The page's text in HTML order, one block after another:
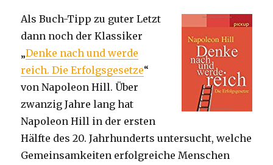
Als Buch-Tipp zu guter Letzt
dann noch der Klassiker
„Denke nach und werde
reich. Die Erfolgsgesetze“
von Napoleon Hill. Über
zwanzig Jahre lang hat
Napoleon Hill in der ersten
Hälfte des 20. Jahrhunderts untersucht, welche
Gemeinsamkeiten erfolgreiche Menschen